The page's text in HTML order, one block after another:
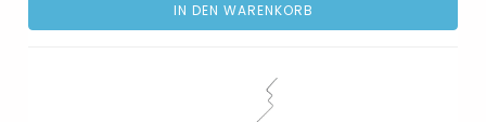
IN DEN WARENKORB